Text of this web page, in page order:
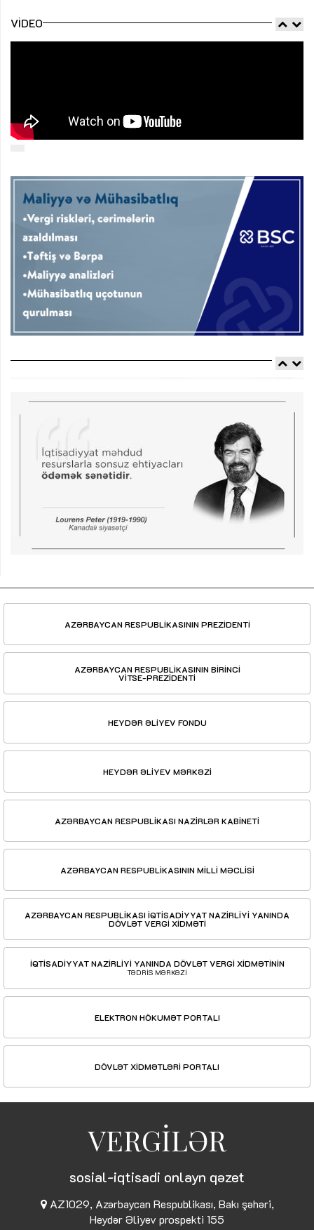
VIDEO
AZƏRBAYCAN RESPUBLİKASININ PREZİDENTİ
AZƏRBAYCAN RESPUBLİKASININ BİRİNCİ
VİTSE-PREZİDENTİ
HEYDƏR ƏLİYEV FONDU
HEYDƏR ƏLİYEV MƏRKƏZİ
AZƏRBAYCAN RESPUBLİKASI NAZİRLƏR KABİNETİ
AZƏRBAYCAN RESPUBLİKASININ MİLLİ MƏCLİSİ
AZƏRBAYCAN RESPUBLİKASI İQTİSADİYYAT NAZİRLİYİ YANINDA
DÖVLƏT VERGİ XİDMƏTİ
İQTİSADİYYAT NAZİRLİYİ YANINDA DÖVLƏT VERGİ XİDMƏTİNİN
TƏDRİS MƏRKƏZİ
ELEKTRON HÖKUMƏT PORTALI
DÖVLƏT XİDMƏTLƏRİ PORTALI
VERGİLƏR
sosial-iqtisadi onlayn qəzet
AZ1029, Azərbaycan Respublikası, Bakı şəhəri,
Heydər Əliyev prospekti 155